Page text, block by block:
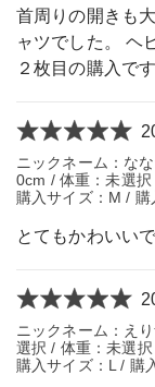
首周りの開きも
ャツでした。 ヘ
２枚目の購入で
ニックネーム：な
0cm / 体重：未選
購入サイズ：M /
とてもかわいい
ニックネーム：え
選択 / 体重：未選択
購入サイズ：L / 購